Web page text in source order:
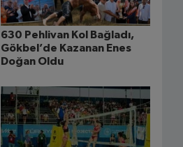
630 Pehlivan Kol Bağladı,
Gökbel’de Kazanan Enes
Doğan Oldu